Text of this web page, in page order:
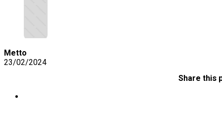
Metto
23/02/2024
Share this